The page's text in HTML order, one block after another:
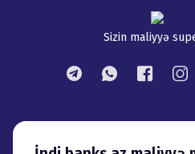
Sizin maliyyə